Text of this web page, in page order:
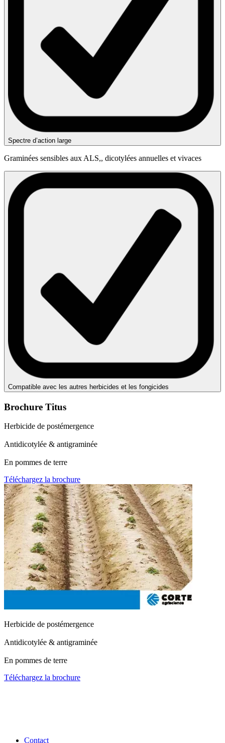
Spectre d’action large
Graminées sensibles aux ALS,, dicotylées annuelles et vivaces
Compatible avec les autres herbicides et les fongicides
Brochure Titus
Herbicide de postémergence
Antidicotylée & antigraminée
En pommes de terre
Téléchargez la brochure
Herbicide de postémergence
Antidicotylée & antigraminée
En pommes de terre
Téléchargez la brochure
Contact